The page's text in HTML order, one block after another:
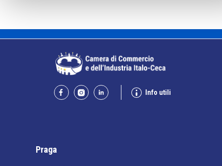
Info utili
Praga